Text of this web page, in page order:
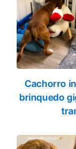
Cachorro
brinquedo